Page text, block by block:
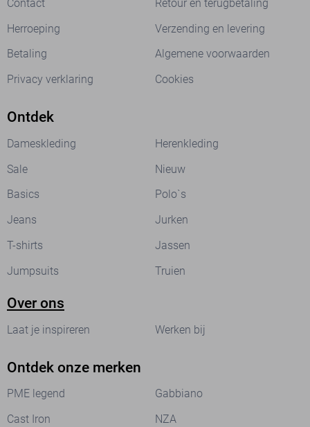
Contact
Retour en terugbetaling
Herroeping
Verzending en levering
Betaling
Algemene voorwaarden
Privacy verklaring
Cookies
Ontdek
Dameskleding
Herenkleding
Sale
Nieuw
Basics
Polo`s
Jeans
Jurken
T-shirts
Jassen
Jumpsuits
Truien
Over ons
Laat je inspireren Werken bij
Ontdek onze merken
PME legend
Gabbiano
Cast Iron
NZA